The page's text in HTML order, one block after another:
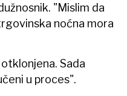
"Mislim da
noćna mora
Sada
u proces".